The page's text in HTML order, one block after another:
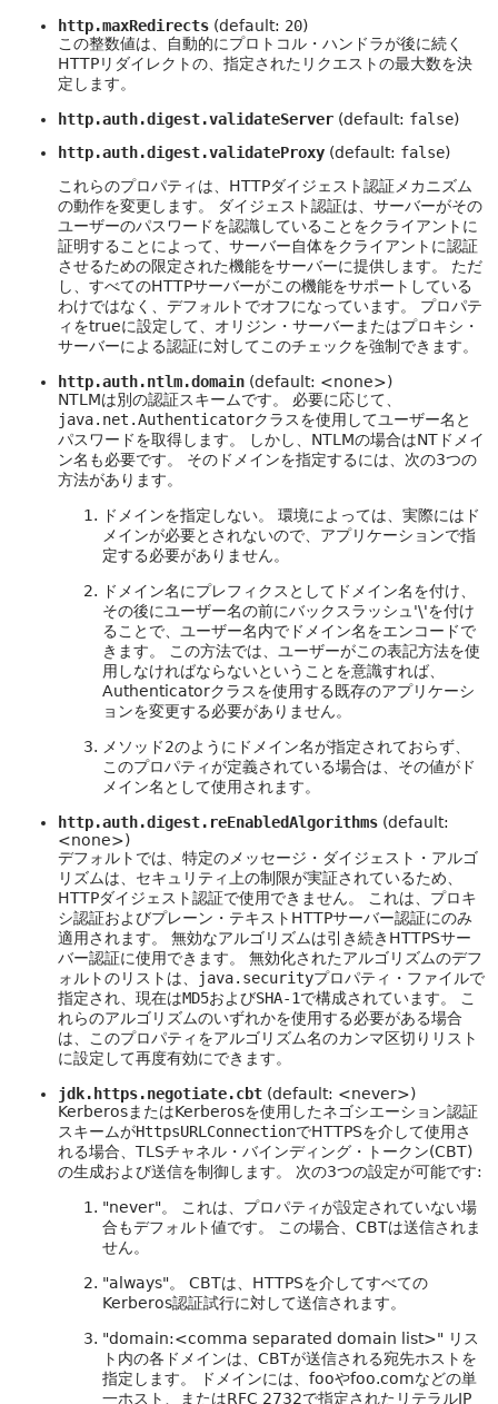
http.maxRedirects (default: 20)
この整数値は、自動的にプロトコル・ハンドラが後に続く
HTTPリダイレクトの、指定されたリクエストの最大数を決
定します。
http.auth.digest.validateServer (default: false)
http.auth.digest.validateProxy (default: false)
これらのプロパティは、HTTPダイジェスト認証メカニズム
の動作を変更します。
ダイジェスト認証は、サーバーがその
ユーザーのパスワードを認識していることをクライアントに
証明することによって、サーバー自体をクライアントに認証
させるための限定された機能をサーバーに提供します。
ただ
し、すべてのHTTPサーバーがこの機能をサポートしている
わけではなく、デフォルトでオフになっています。
プロパテ
ィをtrueに設定して、オリジン・サーバーまたはプロキシ・
サーバーによる認証に対してこのチェックを強制できます。
http.auth.ntlm.domain (default: <none>)
NTLMは別の認証スキームです。
必要に応じて、
java.net.Authenticatorクラスを使用してユーザー名と
パスワードを取得します。
しかし、NTLMの場合はNTドメイ
ン名も必要です。
そのドメインを指定するには、次の3つの
方法があります。
ドメインを指定しない。
環境によっては、実際にはド
メインが必要とされないので、アプリケーションで指
定する必要がありません。
ドメイン名にプレフィクスとしてドメイン名を付け、
その後にユーザー名の前にバックスラッシュ'\'を付け
ることで、ユーザー名内でドメイン名をエンコードで
きます。
この方法では、ユーザーがこの表記方法を使
用しなければならないということを意識すれば、
Authenticatorクラスを使用する既存のアプリケーシ
ョンを変更する必要がありません。
メソッド2のようにドメイン名が指定されておらず、
このプロパティが定義されている場合は、その値がド
メイン名として使用されます。
http.auth.digest.reEnabledAlgorithms (default:
<none>)
デフォルトでは、特定のメッセージ・ダイジェスト・アルゴ
リズムは、セキュリティ上の制限が実証されているため、
HTTPダイジェスト認証で使用できません。
これは、プロキ
シ認証およびプレーン・テキストHTTPサーバー認証にのみ
適用されます。
無効なアルゴリズムは引き続きHTTPSサー
バー認証に使用できます。
無効化されたアルゴリズムのデフ
ォルトのリストは、
java.securityプロパティ・ファイルで
指定され、現在はMD5およびSHA-1で構成されています。
こ
れらのアルゴリズムのいずれかを使用する必要がある場合
は、このプロパティをアルゴリズム名のカンマ区切りリスト
に設定して再度有効にできます。
jdk.https.negotiate.cbt (default: <never>)
KerberosまたはKerberosを使用したネゴシエーション認証
スキームがHttpsURLConnectionでHTTPSを介して使用さ
れる場合、TLSチャネル・バインディング・トークン(CBT)
の生成および送信を制御します。
次の3つの設定が可能です:
"never"。
これは、プロパティが設定されていない場
合もデフォルト値です。
この場合、CBTは送信されま
せん。
"always"。
CBTは、HTTPSを介してすべての
Kerberos認証試行に対して送信されます。
"domain:<comma separated domain list>" リス
ト内の各ドメインは、CBTが送信される宛先ホストを
指定します。
ドメインには、fooやfoo.comなどの単
一ホスト、またはRFC 2732で指定されたリテラルIP